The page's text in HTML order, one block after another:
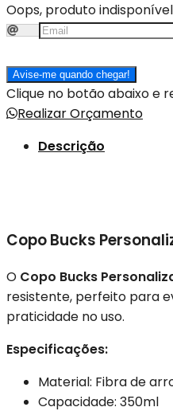
Oops, produto
Avise-me quando chegar!
Clique no botão abaixo e
Realizar Orçamento
Descrição
Copo Bucks
O Copo Bucks
resistente, perfeito para
praticidade no uso.
Especificações:
Material: Fibra de
Capacidade: 350ml